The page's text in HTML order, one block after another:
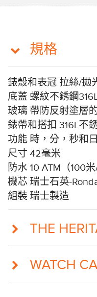
規格
錶殼和表冠 拉絲/拋
底蓋 螺紋不銹鋼316L
玻璃 帶防反射塗層
錶帶和搭扣 316L不
功能 時，分，秒和
尺寸 42毫米
防水 10 ATM（100
機芯 瑞士石英-
組裝 瑞士製造
THE
WATCH